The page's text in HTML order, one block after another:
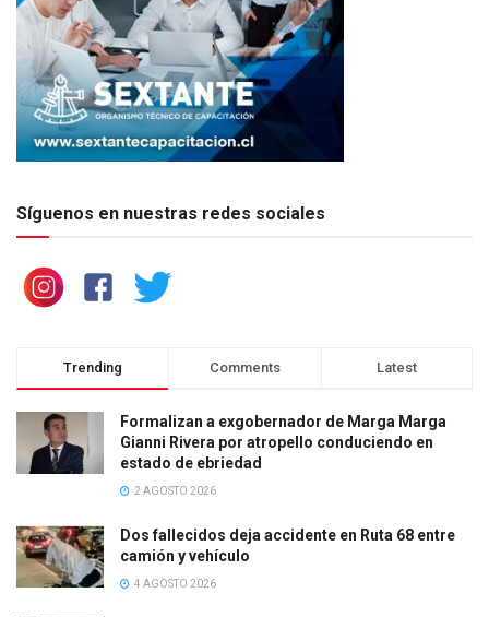
Síguenos en nuestras redes sociales
Trending Comments Latest
Formalizan a exgobernador de Marga Marga
Gianni Rivera por atropello conduciendo en
estado de ebriedad
2 AGOSTO 2026
Dos fallecidos deja accidente en Ruta 68 entre
camión y vehículo
4 AGOSTO 2026